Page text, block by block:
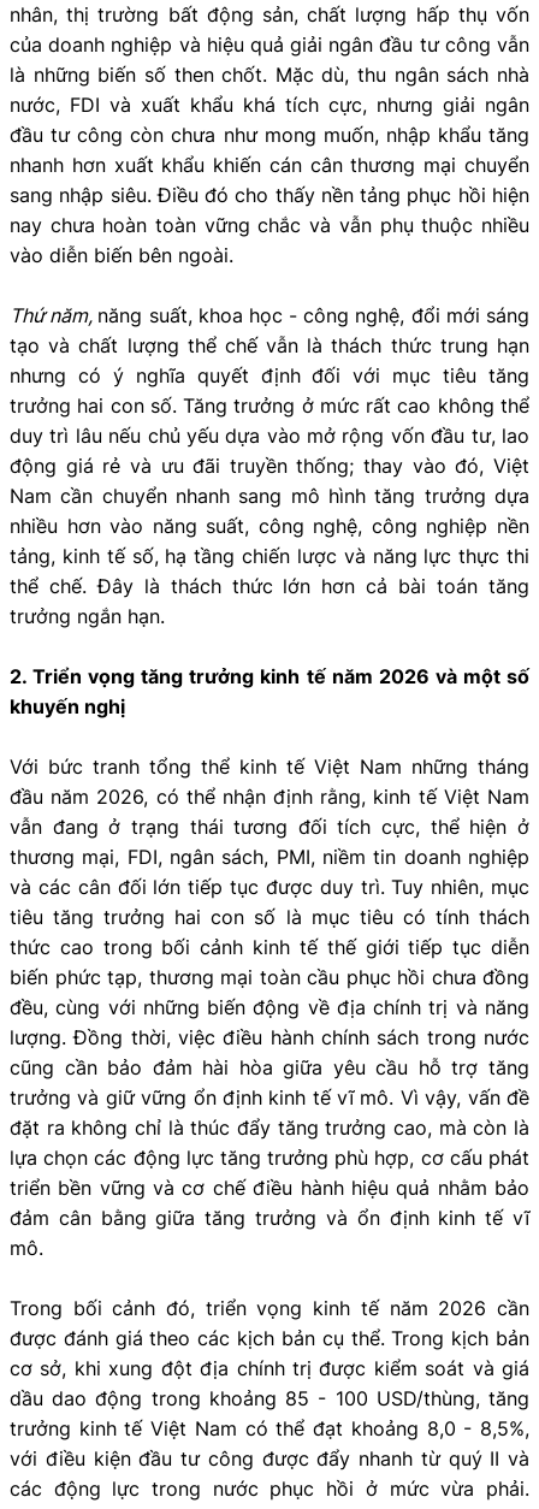
nhân, thị trường bất động sản, chất lượng hấp thụ vốn
của doanh nghiệp và hiệu quả giải ngân đầu tư công vẫn
là những biến số then chốt. Mặc dù, thu ngân sách nhà
nước, FDI và xuất khẩu khá tích cực, nhưng giải ngân
đầu tư công còn chưa như mong muốn, nhập khẩu tăng
nhanh hơn xuất khẩu khiến cán cân thương mại chuyển
sang nhập siêu. Điều đó cho thấy nền tảng phục hồi hiện
nay chưa hoàn toàn vững chắc và vẫn phụ thuộc nhiều
vào diễn biến bên ngoài.
Thứ năm, năng suất, khoa học - công nghệ, đổi mới sáng
tạo và chất lượng thể chế vẫn là thách thức trung hạn
nhưng có ý nghĩa quyết định đối với mục tiêu tăng
trưởng hai con số. Tăng trưởng ở mức rất cao không thể
duy trì lâu nếu chủ yếu dựa vào mở rộng vốn đầu tư, lao
động giá rẻ và ưu đãi truyền thống; thay vào đó, Việt
Nam cần chuyển nhanh sang mô hình tăng trưởng dựa
nhiều hơn vào năng suất, công nghệ, công nghiệp nền
tảng, kinh tế số, hạ tầng chiến lược và năng lực thực thi
thể chế. Đây là thách thức lớn hơn cả bài toán tăng
trưởng ngắn hạn.
2. Triển vọng tăng trưởng kinh tế năm 2026 và một số
khuyến nghị
Với bức tranh tổng thể kinh tế Việt Nam những tháng
đầu năm 2026, có thể nhận định rằng, kinh tế Việt Nam
vẫn đang ở trạng thái tương đối tích cực, thể hiện ở
thương mại, FDI, ngân sách, PMI, niềm tin doanh nghiệp
và các cân đối lớn tiếp tục được duy trì. Tuy nhiên, mục
tiêu tăng trưởng hai con số là mục tiêu có tính thách
thức cao trong bối cảnh kinh tế thế giới tiếp tục diễn
biến phức tạp, thương mại toàn cầu phục hồi chưa đồng
đều, cùng với những biến động về địa chính trị và năng
lượng. Đồng thời, việc điều hành chính sách trong nước
cũng cần bảo đảm hài hòa giữa yêu cầu hỗ trợ tăng
trưởng và giữ vững ổn định kinh tế vĩ mô. Vì vậy, vấn đề
đặt ra không chỉ là thúc đẩy tăng trưởng cao, mà còn là
lựa chọn các động lực tăng trưởng phù hợp, cơ cấu phát
triển bền vững và cơ chế điều hành hiệu quả nhằm bảo
đảm cân bằng giữa tăng trưởng và ổn định kinh tế vĩ
mô.
Trong bối cảnh đó, triển vọng kinh tế năm 2026 cần
được đánh giá theo các kịch bản cụ thể. Trong kịch bản
cơ sở, khi xung đột địa chính trị được kiểm soát và giá
dầu dao động trong khoảng 85 - 100 USD/thùng, tăng
trưởng kinh tế Việt Nam có thể đạt khoảng 8,0 - 8,5%,
với điều kiện đầu tư công được đẩy nhanh từ quý II và
các động lực trong nước phục hồi ở mức vừa phải.